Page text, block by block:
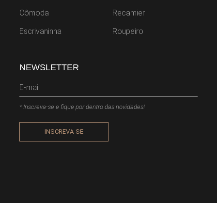
Cômoda
Escrivaninha
Recamier
Roupeiro
NEWSLETTER
* Inscreva-se e fique por dentro das novidades!
INSCREVA-SE